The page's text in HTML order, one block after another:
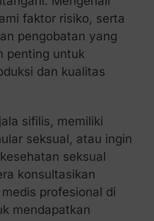
faktor risiko, serta
pengobatan yang
penting untuk
dan kualitas
sifilis, memiliki
seksual, atau ingin
seksual
konsultasikan
profesional di
mendapatkan